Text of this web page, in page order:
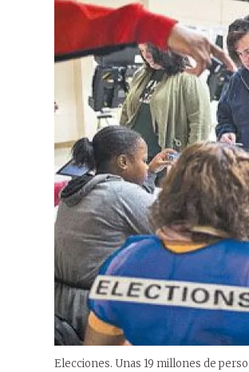
Elecciones. Unas 19 millones de